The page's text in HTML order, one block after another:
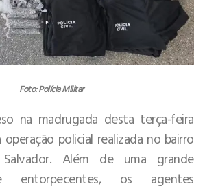
Foto: Polícia Militar
na madrugada desta terça-feira
policial realizada no bairro
Além de uma grande
entorpecentes, os agentes